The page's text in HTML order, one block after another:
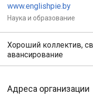
www.englishpie.by
Наука и образование
Хороший коллектив,
авансирование
Адреса организации